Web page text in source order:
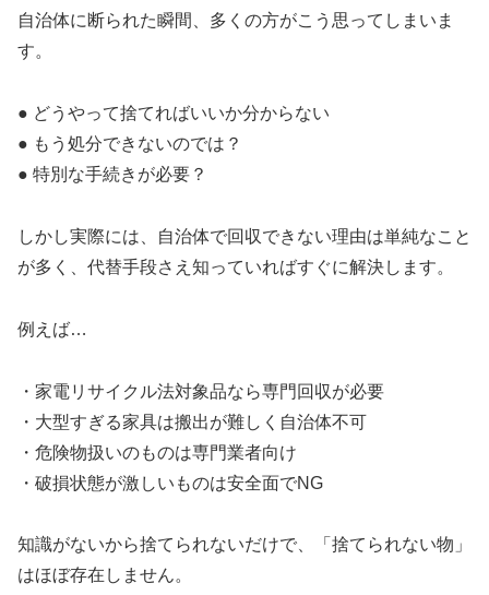
自治体に断られた瞬間、多くの方がこう思ってしまいま
す。
● どうやって捨てればいいか分からない
● もう処分できないのでは？
● 特別な手続きが必要？
しかし実際には、自治体で回収できない理由は単純なこと
が多く、代替手段さえ知っていればすぐに解決します。
例えば…
・家電リサイクル法対象品なら専門回収が必要
・大型すぎる家具は搬出が難しく自治体不可
・危険物扱いのものは専門業者向け
・破損状態が激しいものは安全面でNG
知識がないから捨てられないだけで、「捨てられない物」
はほぼ存在しません。